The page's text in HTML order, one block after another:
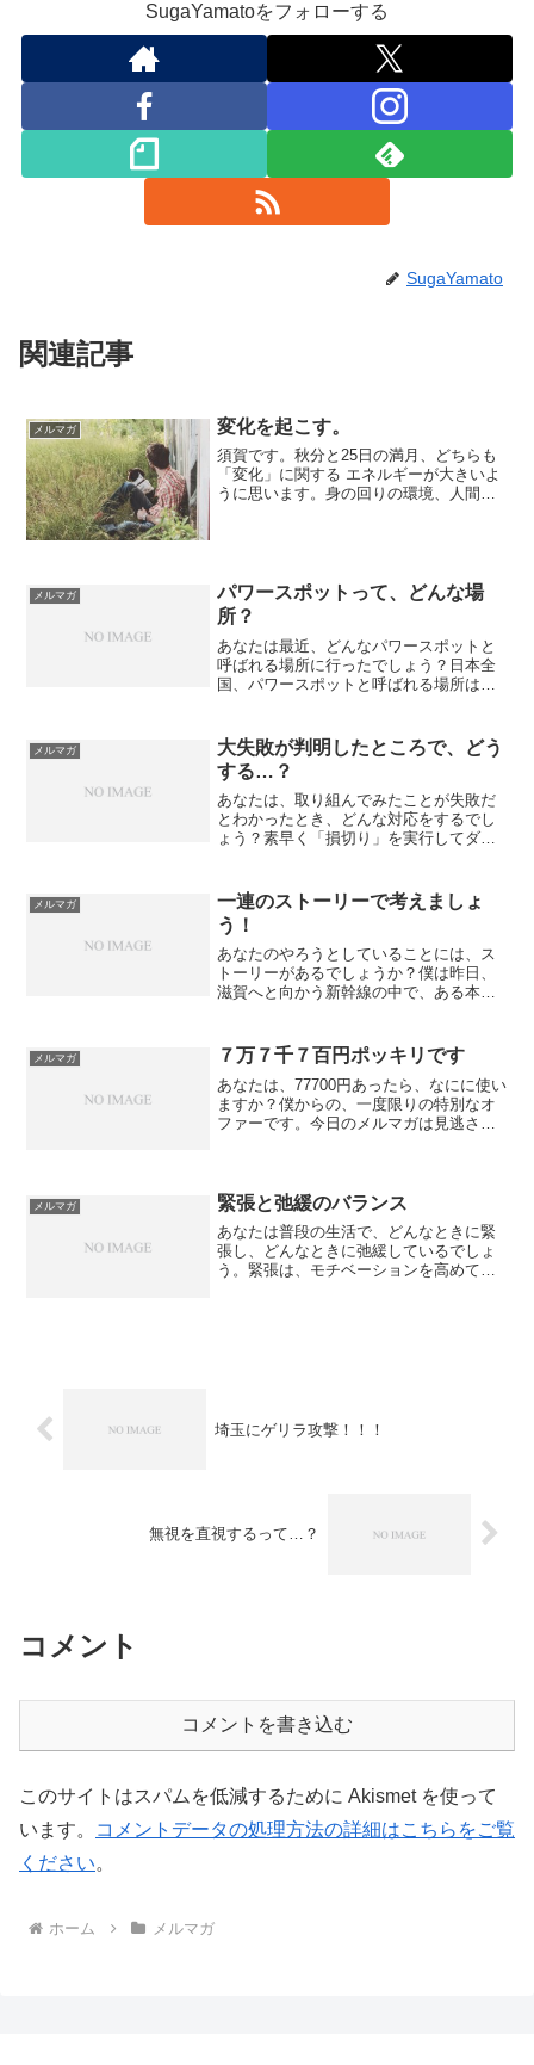
SugaYamatoをフォローする
SugaYamato
関連記事
メルマガ 変化を起こす。
須賀です。秋分と25日の満月、どちらも
「変化」に関する エネルギーが大きいよ
うに思います。身の回りの環境、人間関
メルマガ
パワースポットって、どんな場
所？
あなたは最近、どんなパワースポットと
呼ばれる場所に行ったでしょう？日本全
国、パワースポットと呼ばれる場所はた
います。神社の建つ場所が、もともと特
別な場所だってとこもある...
メルマガ
大失敗が判明したところで、どう
する…？
あなたは、取り組んでみたことが失敗だ
とわかったとき、どんな対応をするでし
ょう？素早く「損切り」を実行してダメ
い込んで、なかなか損切りできずに引き
ずるタイプでしょうか？は...
メルマガ
一連のストーリーで考えましょ
う！
あなたのやろうとしていることには、ス
トーリーがあるでしょうか？僕は昨日、
滋賀へと向かう新幹線の中で、ある本を
で、途中で読むのが止まっちゃっていた
んですけど、戦略に関し...
メルマガ ７万７千７百円ポッキリです
あなたは、77700円あったら、なにに使い
ますか？僕からの、一度限りの特別なオ
ファーです。今日のメルマガは見逃さな
つ。今日、このメ...
メルマガ 緊張と弛緩のバランス
あなたは普段の生活で、どんなときに緊
張し、どんなときに弛緩しているでしょ
う。緊張は、モチベーションを高めて、
埼玉にゲリラ攻撃！！！
無視を直視するって…？
コメント
コメントを書き込む
このサイトはスパムを低減するために Akismet を使って
います。
コメントデータの処理方法の詳細はこちらをご覧
ください。
ホーム メルマガ